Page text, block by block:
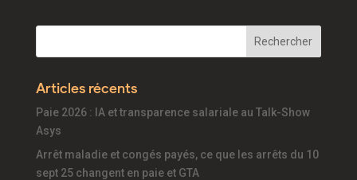
Articles récents
Paie 2026 : IA et transparence salariale au Talk-Show
Asys
Arrêt maladie et congés payés, ce que les arrêts du 10
sept 25 changent en paie et GTA